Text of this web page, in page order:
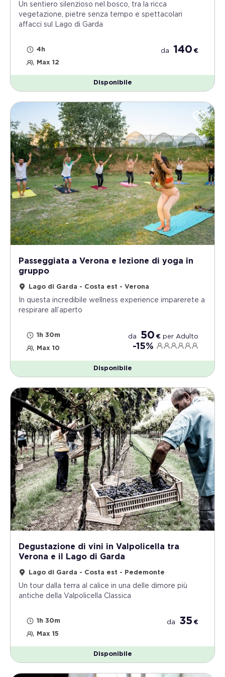
Un sentiero silenzioso nel bosco, tra la ricca
vegetazione, pietre senza tempo e spettacolari
affacci sul Lago di Garda
4h
Max 12
da 140 €
Disponibile
Passeggiata a Verona e lezione di yoga in
gruppo
Lago di Garda - Costa est - Verona
In questa incredibile wellness experience imparerete a
respirare all’aperto
1h 30m
Max 10
da 50 € per Adulto
-15%
Disponibile
Degustazione di vini in Valpolicella tra
Verona e il Lago di Garda
Lago di Garda - Costa est - Pedemonte
Un tour dalla terra al calice in una delle dimore più
antiche della Valpolicella Classica
1h 30m
Max 15
da 35 €
Disponibile